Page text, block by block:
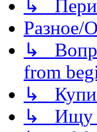
↳
Разное/
↳
from
↳
↳ Ищу